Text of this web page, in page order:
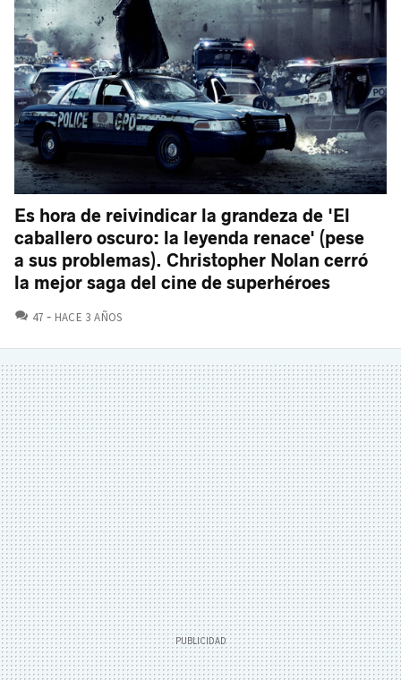
Es hora de reivindicar la grandeza de 'El
caballero oscuro: la leyenda renace' (pese
a sus problemas). Christopher Nolan cerró
la mejor saga del cine de superhéroes
47 COMENTARIOS
HACE 3 AÑOS